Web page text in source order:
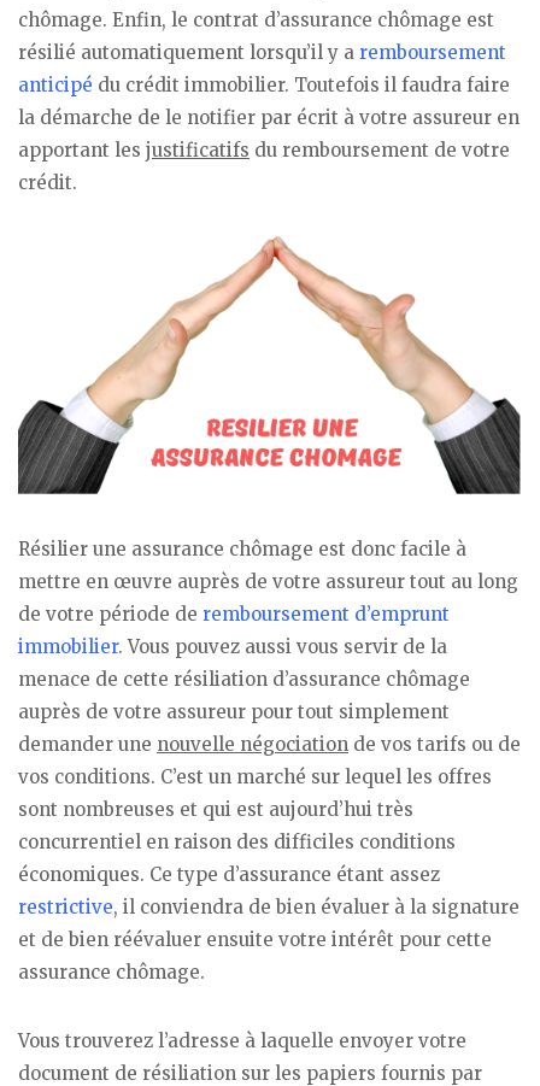
chômage. Enfin, le contrat d’assurance chômage est
résilié automatiquement lorsqu’il y a remboursement
anticipé du crédit immobilier. Toutefois il faudra faire
la démarche de le notifier par écrit à votre assureur en
apportant les justificatifs du remboursement de votre
crédit.
Résilier une assurance chômage est donc facile à
mettre en œuvre auprès de votre assureur tout au long
de votre période de remboursement d’emprunt
immobilier. Vous pouvez aussi vous servir de la
menace de cette résiliation d’assurance chômage
auprès de votre assureur pour tout simplement
demander une nouvelle négociation de vos tarifs ou de
vos conditions. C’est un marché sur lequel les offres
sont nombreuses et qui est aujourd’hui très
concurrentiel en raison des difficiles conditions
économiques. Ce type d’assurance étant assez
restrictive, il conviendra de bien évaluer à la signature
et de bien réévaluer ensuite votre intérêt pour cette
assurance chômage.
Vous trouverez l’adresse à laquelle envoyer votre
document de résiliation sur les papiers fournis par